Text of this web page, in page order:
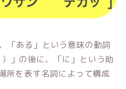
「ある」という意味の動詞
」の後に、「に」という助
所を表す名詞によって構成